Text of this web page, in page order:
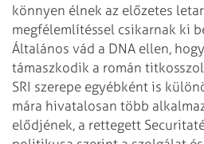
könnyen élnek az előzetes
megfélemlítéssel csikarnak ki
Általános vád a DNA ellen,
támaszkodik a román
SRI szerepe egyébként is
mára hivatalosan több
elődjének, a rettegett